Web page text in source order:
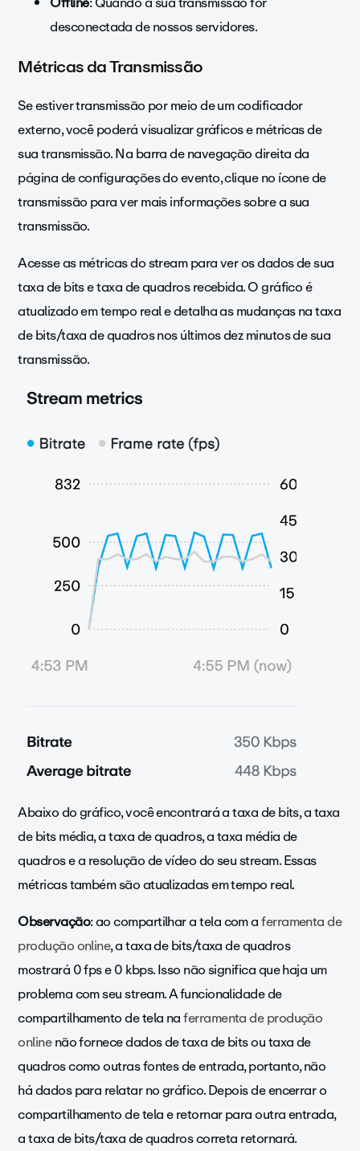
desconectada de nossos servidores.
Métricas da Transmissão
Se estiver transmissão por meio de um codificador
externo, você poderá visualizar gráficos e métricas de
sua transmissão. Na barra de navegação direita da
página de configurações do evento, clique noícone de
transmissão para ver mais informações sobre a sua
transmissão.
Acesse as métricas do stream para ver os dados de sua
taxa de bits e taxa de quadros recebida. O gráfico é
atualizado em tempo real e detalha as mudanças na taxa
de bits/taxa de quadros nos últimos dez minutos de sua
transmissão.
Abaixo do gráfico, você encontrará a taxa de bits, a taxa
de bits média, a taxa de quadros, a taxa média de
quadros e a resolução de vídeo do seu stream. Essas
métricas também são atualizadas em tempo real.
Observação: ao compartilhar a tela com aferramenta de
produção online, a taxa de bits/taxa de quadros
mostrará 0 fps e 0 kbps. Isso não significa que haja um
problema com seu stream. A funcionalidade de
compartilhamento de tela naferramenta de produção
onlinenão fornece dados de taxa de bits ou taxa de
quadros como outras fontes de entrada, portanto, não
há dados para relatar no gráfico. Depois de encerrar o
compartilhamento de tela e retornar para outra entrada,
a taxa de bits/taxa de quadros correta retornará.